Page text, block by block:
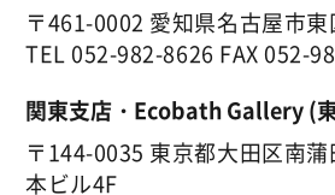
〒461-0002 愛知県名古屋市
TEL 052-982-8626 FAX 052-
関東支店・Ecobath Gallery (
〒144-0035 東京都大田区南
本ビル4F